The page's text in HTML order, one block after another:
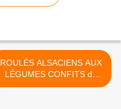
ROULÉS ALSACIENS AUX
LÉGUMES CONFITS de
Cyril Lignac dans Tous en